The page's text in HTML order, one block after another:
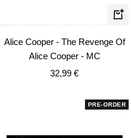
In
den
Alice Cooper - The Revenge Of
Alice Cooper - MC
Angebotspreis
32,99 €
PRE-ORDER